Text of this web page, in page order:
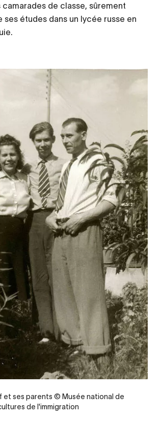
camarades de classe, sûrement
ses études dans un lycée russe en
et ses parents © Musée national de
de l'immigration